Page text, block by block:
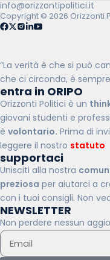
info@orizzontipolitici.it
Copyright © 2026 Orizzonti
“La verità è che si può
che ci circonda, è
entra in ORIPO
Orizzonti Politici è un
giovani studenti e
è volontario. Prima di
leggere il nostro statuto
supportaci
Unisciti alla nostra
preziosa per aiutarci a
con i tuoi consigli. Non
NEWSLETTER
Non perdere nessun